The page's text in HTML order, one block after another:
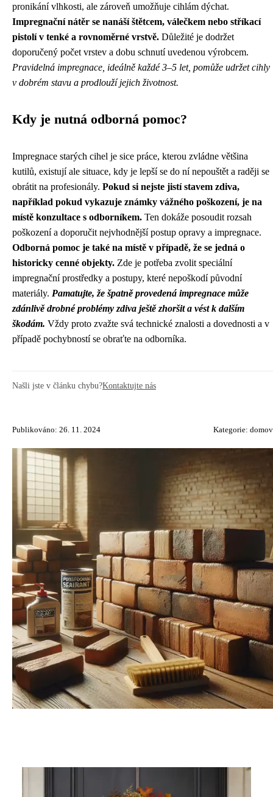
pronikání vlhkosti, ale zároveň umožňuje cihlám dýchat.
Impregnační nátěr se nanáší štětcem, válečkem nebo stříkací
pistolí v tenké a rovnoměrné vrstvě. Důležité je dodržet
doporučený počet vrstev a dobu schnutí uvedenou výrobcem.
Pravidelná impregnace, ideálně každé 3–5 let, pomůže udržet cihly
v dobrém stavu a prodlouží jejich životnost.
Kdy je nutná odborná pomoc?
Impregnace starých cihel je sice práce, kterou zvládne většina
kutilů, existují ale situace, kdy je lepší se do ní nepouštět a raději se
obrátit na profesionály. Pokud si nejste jistí stavem zdiva,
například pokud vykazuje známky vážného poškození, je na
místě konzultace s odborníkem. Ten dokáže posoudit rozsah
poškození a doporučit nejvhodnější postup opravy a impregnace.
Odborná pomoc je také na místě v případě, že se jedná o
historicky cenné objekty. Zde je potřeba zvolit speciální
impregnační prostředky a postupy, které nepoškodí původní
materiály. Pamatujte, že špatně provedená impregnace může
zdánlivě drobné problémy zdiva ještě zhoršit a vést k dalším
škodám. Vždy proto zvažte svá technické znalosti a dovednosti a v
případě pochybností se obraťte na odborníka.
Našli jste v článku chybu?Kontaktujte nás
Publikováno: 26. 11. 2024 Kategorie: domov